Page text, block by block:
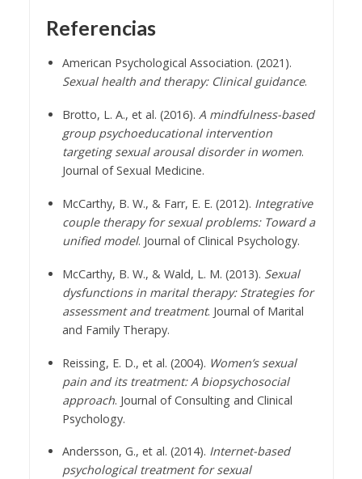
Referencias
American Psychological Association. (2021).
Sexual health and therapy: Clinical guidance.
Brotto, L. A., et al. (2016). A mindfulness-based
group psychoeducational intervention
targeting sexual arousal disorder in women.
Journal of Sexual Medicine.
McCarthy, B. W., & Farr, E. E. (2012). Integrative
couple therapy for sexual problems: Toward a
unified model. Journal of Clinical Psychology.
McCarthy, B. W., & Wald, L. M. (2013). Sexual
dysfunctions in marital therapy: Strategies for
assessment and treatment. Journal of Marital
and Family Therapy.
Reissing, E. D., et al. (2004). Women’s sexual
pain and its treatment: A biopsychosocial
approach. Journal of Consulting and Clinical
Psychology.
Andersson, G., et al. (2014). Internet-based
psychological treatment for sexual